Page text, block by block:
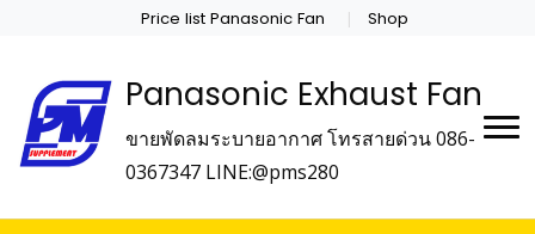
Price list Panasonic Fan Shop
Panasonic Exhaust Fan
ขายพัดลมระบายอากาศ โทรสายด่วน 086-
0367347 LINE:@pms280